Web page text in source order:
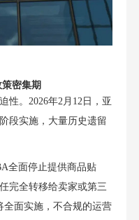
密集期
性。2026年2月12日，亚
段实施，大量历史遗留
全面停止提供商品贴
完全转移给卖家或第三
全面实施，不合规的运营